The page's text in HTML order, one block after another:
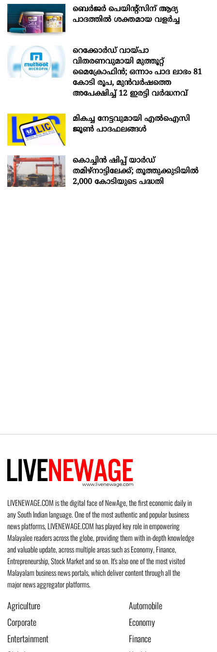
ബെർജർ പെയിന്റ്സിന് ആദ്യ
പാദത്തിൽ ശക്തമായ വളർച്ച
റെക്കോർഡ് വായ്പാ
വിതരണവുമായി മുത്തൂറ്റ്
മൈക്രോഫിൻ; ഒന്നാം പാദ ലാഭം 81
കോടി രൂപ, മുൻവർഷത്തെ
അപേക്ഷിച്ച് 12 ഇരട്ടി വർദ്ധനവ്
മികച്ച നേട്ടവുമായി എൽഐസി
ജൂൺ പാദഫലങ്ങൾ
കൊച്ചിന്‍ ഷിപ്പ് യാർഡ്
തമിഴ്നാട്ടിലേക്ക്; തൂത്തുക്കുടിയിൽ
2,000 കോടിയുടെ പദ്ധതി
LIVENEWAGE.COM is the digital face of NewAge, the first economic daily in
any South Indian language. One of the most authentic and popular business
news platforms, LIVENEWAGE.COM has played key role in empowering
Malayalee readers across the globe, providing them with in-depth knowledge
and valuable update, across multiple areas such as Economy, Finance,
Entrepreneurship, Stock Market and so on. It's also one of the most visited
Malayalam business news portals, which deliver content through all the
major news aggregator platforms.
Agriculture
Automobile
Corporate
Economy
Entertainment
Finance